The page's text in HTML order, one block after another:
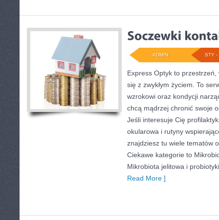
STY -
ADMIN
Express Optyk to
się z zwykłym życiem. To
wzrokowi oraz kondycji
chcą mądrzej chronić swoje
Jeśli interesuje Cię
okularowa i rutyny
znajdziesz tu wiele tematów
Ciekawe kategorie to
Mikrobiota jelitowa i
Read More ]